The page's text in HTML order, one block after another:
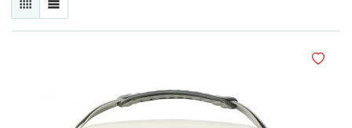
RUTENETT
LISTE
Legg i